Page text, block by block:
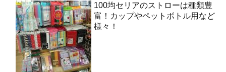
100均セリアのストローは種類豊
富！カップやペットボトル用など
様々！